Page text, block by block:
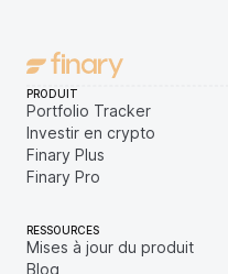
PRODUIT
Portfolio Tracker
Investir en crypto
Finary Plus
Finary Pro
RESSOURCES
Mises à jour du produit
Blog